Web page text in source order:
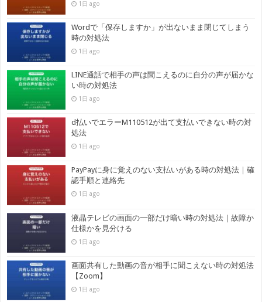
1日 ago
Wordで「保存しますか」が出ないまま閉じてしまう
時の対処法
1日 ago
LINE通話で相手の声は聞こえるのに自分の声が届かな
い時の対処法
1日 ago
d払いでエラーM110512が出て支払いできない時の対
処法
1日 ago
PayPayに身に覚えのない支払いがある時の対処法｜確
認手順と連絡先
1日 ago
液晶テレビの画面の一部だけ暗い時の対処法｜故障か
仕様かを見分ける
1日 ago
画面共有した動画の音が相手に聞こえない時の対処法
【Zoom】
1日 ago